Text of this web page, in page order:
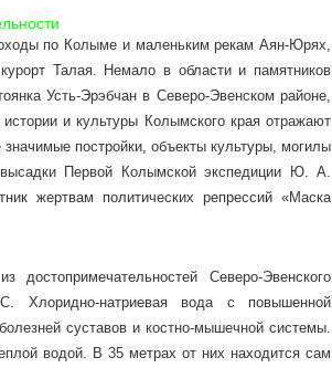
по Колыме и маленьким рекам Аян-Юрях,
Талая. Немало в области и памятников
Усть-Эрэбчан в Северо-Эвенском районе,
и культуры Колымского края отражают
постройки, объекты культуры, могилы
Первой Колымской экспедиции Ю. А.
жертвам политических репрессий «Маска
достопримечательностей Северо-Эвенского
Хлоридно-натриевая вода с повышенной
суставов и костно-мышечной системы.
водой. В 35 метрах от них находится сам